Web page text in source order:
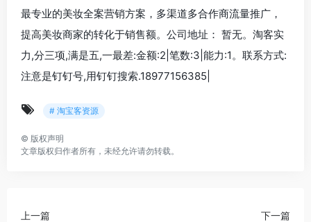
最专业的美妆全案营销方案，多渠道多合作商流量推广，
提高美妆商家的转化于销售额。公司地址： 暂无。淘客实
力,分三项,满是五,一最差:金额:2|笔数:3|能力:1。联系方式:
注意是钉钉号,用钉钉搜索.18977156385|
# 淘宝客资源
© 版权声明
文章版权归作者所有，未经允许请勿转载。
上一篇 下一篇